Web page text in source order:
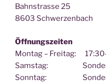
Bahnstrasse 25
8603 Schwerzenbach
Öffnungszeiten
Montag – Freitag:
Samstag:
Sonntag: